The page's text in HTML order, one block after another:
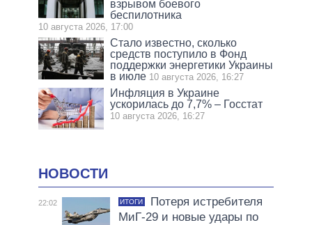
взрывом боевого
беспилотника
10 августа 2026, 17:00
Стало известно, сколько
средств поступило в Фонд
поддержки энергетики Украины
в июле 10 августа 2026, 16:27
Инфляция в Украине
ускорилась до 7,7% – Госстат
10 августа 2026, 16:27
НОВОСТИ
22:02 ИТОГИ
Потеря истребителя
МиГ-29 и новые удары по